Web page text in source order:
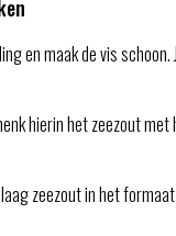
en maak de vis
hierin het zeezout
zeezout in het